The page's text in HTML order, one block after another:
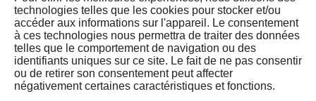
technologies telles que les cookies pour stocker et/ou
accéder aux informations sur l'appareil. Le consentement
à ces technologies nous permettra de traiter des données
telles que le comportement de navigation ou des
identifiants uniques sur ce site. Le fait de ne pas consentir
ou de retirer son consentement peut affecter
négativement certaines caractéristiques et fonctions.